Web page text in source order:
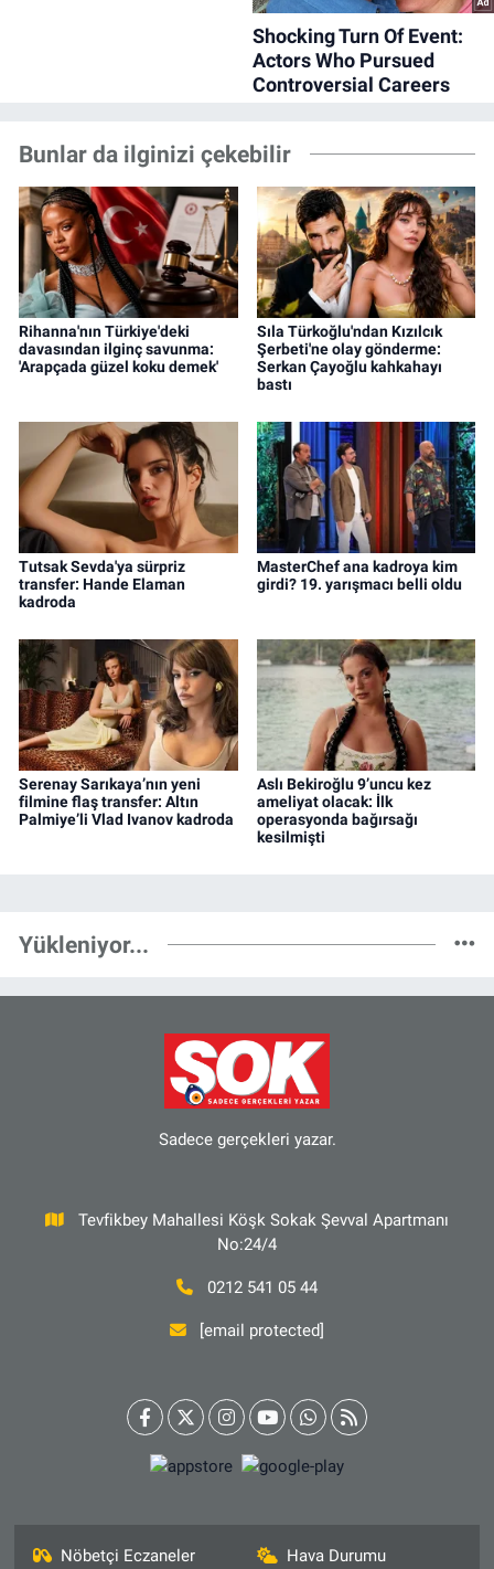
Bunlar da ilginizi çekebilir
Rihanna'nın Türkiye'deki
davasından ilginç savunma:
'Arapçada güzel koku demek'
Sıla Türkoğlu'ndan Kızılcık
Şerbeti'ne olay gönderme:
Serkan Çayoğlu kahkahayı
bastı
Tutsak Sevda'ya sürpriz
transfer: Hande Elaman
kadroda
MasterChef ana kadroya kim
girdi? 19. yarışmacı belli oldu
Serenay Sarıkaya’nın yeni
filmine flaş transfer: Altın
Palmiye’li Vlad Ivanov kadroda
Aslı Bekiroğlu 9’uncu kez
ameliyat olacak: İlk
operasyonda bağırsağı
kesilmişti
Yükleniyor...
Sadece gerçekleri yazar.
Tevfikbey Mahallesi Köşk Sokak Şevval Apartmanı
No:24/4
0212 541 05 44
[email protected]
Nöbetçi Eczaneler Hava Durumu